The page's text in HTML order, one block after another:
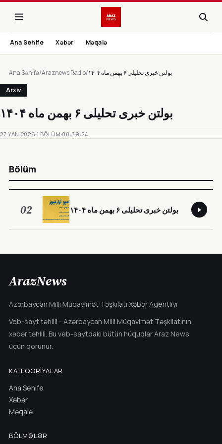
Ana Sehife Xəbər Məqalə
Ana Səhifə/Araznews Radio/ بولتن خبری تحلیلی ۶ بهمن ماه ۱۴۰۴
Arxiv
بولتن خبری تحلیلی ۶ بهمن ماه ۱۴۰۴
27 YAN 2026·1 BÖLÜM ·00:39:24
Bölüm
02 بولتن خبری تحلیلی ۶ بهمن ماه ۱۴۰۴
ArazNews
Azərbaycan Milli Müqavimət Təşkilatı Xəbər Agentliyi
Veb-sayt təhlili - Azərbaycan Milli Müqavimət Təşkilatının
xəbər təhlili. Bu veb-saytdakı bütün hüquqlar Araz News
üçün qorunur.
KATEQORIYALAR
Ana Sehife
Xəbər
Məqalə
BÖLMƏLƏR